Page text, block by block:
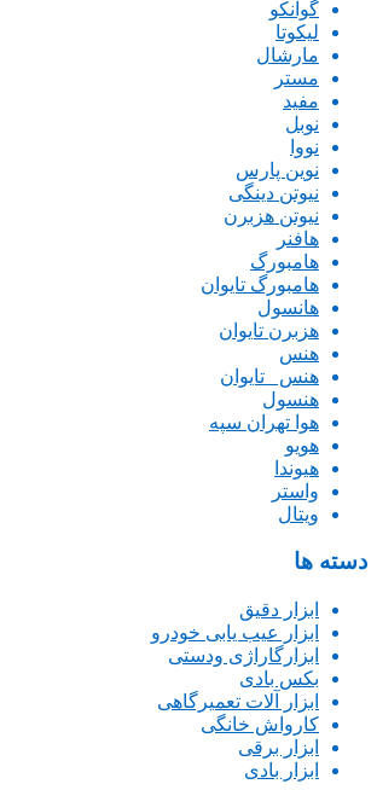
گوانکو
لیکوتا
مارشال
مستر
مفید
نوبل
نووا
نوین پارس
نیوتن دینگی
نیوتن هزبرن
هافنر
هامبورگ
هامبورگ تایوان
هانسول
هزبرن تایوان
هنس
هنس _تایوان
هنسول
هوا تهران سپه
هویو
هیوندا
واستر
ویتال
دسته ها
ابزار دقیق
ابزار عیب یابی خودرو
ابزارگاراژی ودستی
بکس بادی
ابزار آلات تعمیرگاهی
کارواش خانگی
ابزار برقی
ابزار بادی